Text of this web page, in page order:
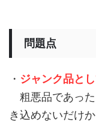
問題点
・ ジャンク品と
粗悪品であっ
き込めないだけか